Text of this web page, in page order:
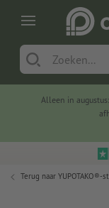
Alleen in augustus:
Terug naar YUPOTAKO®-